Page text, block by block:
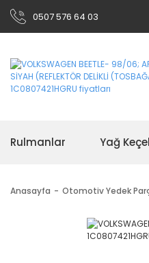
0507 576 64 03
Rulmanlar Yağ
Anasayfa Otomotiv Yedek